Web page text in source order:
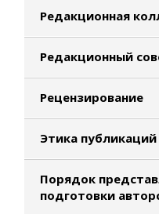
Редакционная
Редакционный
Рецензирование
Этика публикаций
Порядок
подготовки